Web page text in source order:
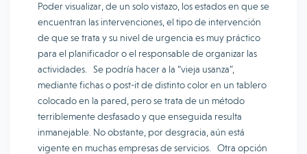
Poder visualizar, de un solo vistazo, los estados en que se
encuentran las intervenciones, el tipo de intervención
de que se trata y su nivel de urgencia es muy práctico
para el planificador o el responsable de organizar las
actividades. Se podría hacer a la “vieja usanza”,
mediante fichas o post-it de distinto color en un tablero
colocado en la pared, pero se trata de un método
terriblemente desfasado y que enseguida resulta
inmanejable. No obstante, por desgracia, aún está
vigente en muchas empresas de servicios. Otra opción